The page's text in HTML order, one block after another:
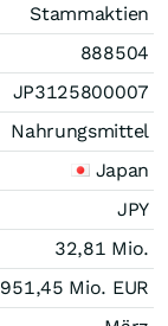
Stammaktien
888504
JP3125800007
Nahrungsmittel
Japan
JPY
32,81 Mio.
951,45 Mio. EUR